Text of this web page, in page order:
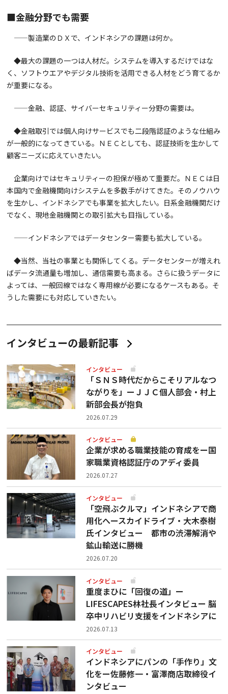
■金融分野でも需要
——製造業のＤＸで、インドネシアの課題は何か。
◆最大の課題の一つは人材だ。システムを導入するだけではな
く、ソフトウエアやデジタル技術を活用できる人材をどう育てるか
が重要になる。
——金融、認証、サイバーセキュリティー分野の需要は。
◆金融取引では個人向けサービスでも二段階認証のような仕組み
が一般的になってきている。ＮＥＣとしても、認証技術を生かして
顧客ニーズに応えていきたい。
企業向けではセキュリティーの担保が極めて重要だ。ＮＥＣは日
本国内で金融機関向けシステムを多数手がけてきた。そのノウハウ
を生かし、インドネシアでも事業を拡大したい。日系金融機関だけ
でなく、現地金融機関との取引拡大も目指している。
——インドネシアではデータセンター需要も拡大している。
◆当然、当社の事業とも関係してくる。データセンターが増えれ
ばデータ流通量も増加し、通信需要も高まる。さらに扱うデータに
よっては、一般回線ではなく専用線が必要になるケースもある。そ
うした需要にも対応していきたい。
インタビューの最新記事
インタビュー
「ＳＮＳ時代だからこそリアルなつ
ながりを」ーＪＪＣ個人部会・村上
新部会長が抱負
2026.07.29
インタビュー
企業が求める職業技能の育成をー国
家職業資格認証庁のアディ委員
2026.07.27
インタビュー
「空飛ぶクルマ」インドネシアで商
用化へースカイドライブ・大木泰樹
氏インタビュー 都市の渋滞解消や
鉱山輸送に勝機
2026.07.20
インタビュー
重度まひに「回復の道」ー
LIFESCAPES林社長インタビュー 脳
卒中リハビリ支援をインドネシアに
2026.07.13
インタビュー
インドネシアにパンの「手作り」文
化をー佐藤修一・富澤商店取締役イ
ンタビュー